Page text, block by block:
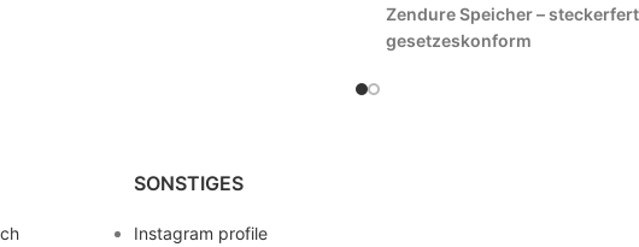
(WLAN/Bluetooth) und ist modular
Zendure Speicher –
gesetzeskonform
erzeugen Sie Ihren eigenen
und nutzen Sie ihn auch
SONSTIGES
Instagram profile